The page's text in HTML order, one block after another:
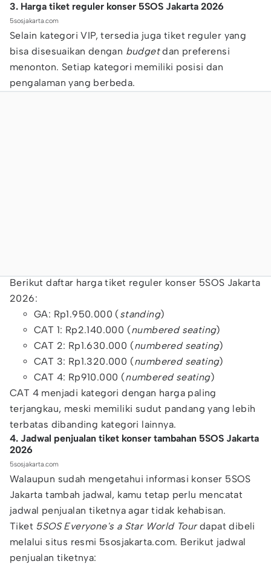
3. Harga tiket reguler konser 5SOS Jakarta 2026
5sosjakarta.com
Selain kategori VIP, tersedia juga tiket reguler yang
bisa disesuaikan dengan budgetdan preferensi
menonton. Setiap kategori memiliki posisi dan
pengalaman yang berbeda.
Berikut daftar harga tiket reguler konser 5SOS Jakarta
2026:
GA: Rp1.950.000 (standing)
CAT 1: Rp2.140.000 (numbered seating)
CAT 2: Rp1.630.000 (numbered seating)
CAT 3: Rp1.320.000 (numbered seating)
CAT 4: Rp910.000 (numbered seating)
CAT 4 menjadi kategori dengan harga paling
terjangkau, meski memiliki sudut pandang yang lebih
terbatas dibanding kategori lainnya.
4. Jadwal penjualan tiket konser tambahan 5SOS Jakarta
2026
5sosjakarta.com
Walaupun sudah mengetahui informasi konser 5SOS
Jakarta tambah jadwal, kamu tetap perlu mencatat
jadwal penjualan tiketnya agar tidak kehabisan.
Tiket 5SOS Everyone's a Star World Tourdapat dibeli
melalui situs resmi 5sosjakarta.com. Berikut jadwal
penjualan tiketnya: